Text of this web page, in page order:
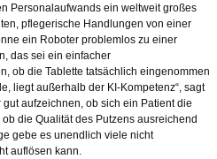
Personalaufwands ein weltweit großes
pflegerische Handlungen von einer
ein Roboter problemlos zu einer
das sei ein einfacher
ob die Tablette tatsächlich eingenommen
liegt außerhalb der KI-Kompetenz“, sagt
aufzeichnen, ob sich ein Patient die
die Qualität des Putzens ausreichend
gebe es unendlich viele nicht
auflösen kann.